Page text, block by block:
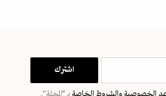
الخصوصيةوالشروط الخاصة بـ “المجلة".